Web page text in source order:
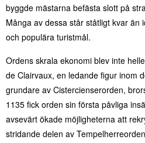
byggde mästarna befästa slott på
Många av dessa står ståtligt kvar än
och populära turistmål.
Ordens skrala ekonomi blev inte
de Clairvaux, en ledande figur inom
grundare av Cistercienserorden,
1135 fick orden sin första påvliga
avsevärt ökade möjligheterna att
stridande delen av